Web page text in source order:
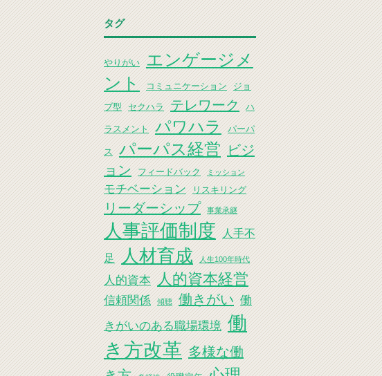
タグ
やりがい エンゲージメ
ント コミュニケーション ジョ
ブ型 セクハラ テレワーク ハ
ラスメント パワハラ パーパ
ス パーパス経営 ビジ
ョン フィードバック ミッション
モチベーション リスキリング
リーダーシップ 事業承継
人事評価制度 人手不
足 人材育成 人生100年時代
人的資本 人的資本経営
信頼関係 傾聴 働きがい 働
きがいのある職場環境 働
き方改革 多様な働